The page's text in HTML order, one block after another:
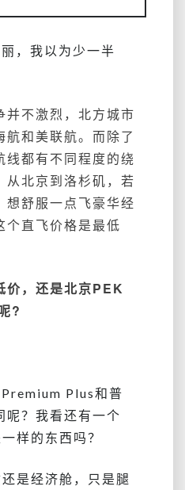
，我以为少一半
并不激烈，北方城市
和美联航。而除了
线都有不同程度的绕
从北京到洛杉矶，若
想舒服一点飞豪华经
个直飞价格是最低
价，还是北京PEK
?
Plus和普
呢？我看还有一个
样的东西吗？
是经济舱，只是腿